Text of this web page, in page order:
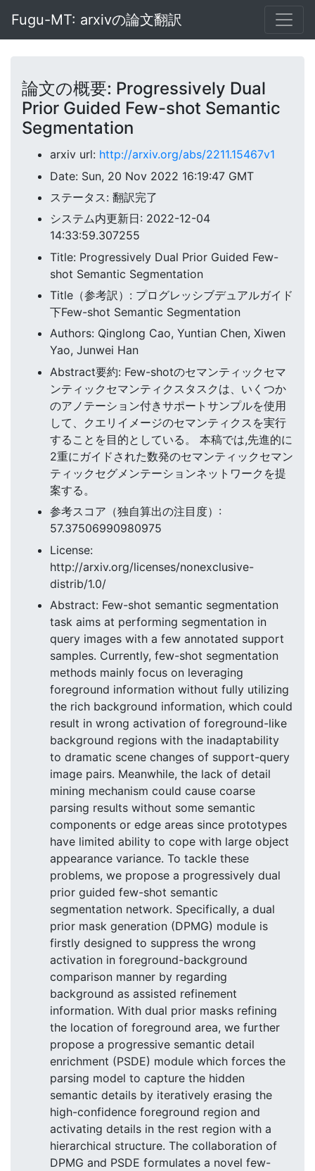
Fugu-MT: arxivの論文翻訳
論文の概要: Progressively Dual
Prior Guided Few-shot Semantic
Segmentation
arxiv url: http://arxiv.org/abs/2211.15467v1
Date: Sun, 20 Nov 2022 16:19:47 GMT
ステータス: 翻訳完了
システム内更新日: 2022-12-04
14:33:59.307255
Title: Progressively Dual Prior Guided Few-
shot Semantic Segmentation
Title（参考訳）: プログレッシブデュアルガイド
下Few-shot Semantic Segmentation
Authors: Qinglong Cao, Yuntian Chen, Xiwen
Yao, Junwei Han
Abstract要約: Few-shotのセマンティックセマ
ンティックセマンティクスタスクは、いくつか
のアノテーション付きサポートサンプルを使用
して、クエリイメージのセマンティクスを実行
することを目的としている。 本稿では,先進的に
2重にガイドされた数発のセマンティックセマン
ティックセグメンテーションネットワークを提
案する。
参考スコア（独自算出の注目度）:
57.37506990980975
License:
http://arxiv.org/licenses/nonexclusive-
distrib/1.0/
Abstract: Few-shot semantic segmentation
task aims at performing segmentation in
query images with a few annotated support
samples. Currently, few-shot segmentation
methods mainly focus on leveraging
foreground information without fully utilizing
the rich background information, which could
result in wrong activation of foreground-like
background regions with the inadaptability
to dramatic scene changes of support-query
image pairs. Meanwhile, the lack of detail
mining mechanism could cause coarse
parsing results without some semantic
components or edge areas since prototypes
have limited ability to cope with large object
appearance variance. To tackle these
problems, we propose a progressively dual
prior guided few-shot semantic
segmentation network. Specifically, a dual
prior mask generation (DPMG) module is
firstly designed to suppress the wrong
activation in foreground-background
comparison manner by regarding
background as assisted refinement
information. With dual prior masks refining
the location of foreground area, we further
propose a progressive semantic detail
enrichment (PSDE) module which forces the
parsing model to capture the hidden
semantic details by iteratively erasing the
high-confidence foreground region and
activating details in the rest region with a
hierarchical structure. The collaboration of
DPMG and PSDE formulates a novel few-